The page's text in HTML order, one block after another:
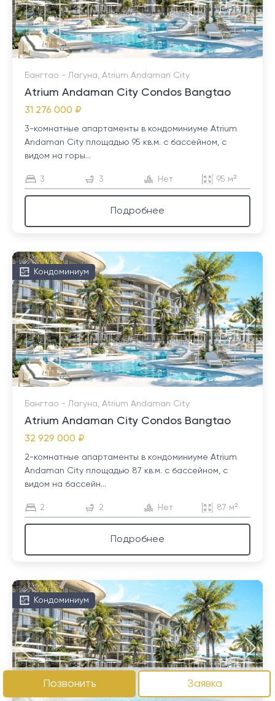
Бангтао - Лагуна, Atrium Andaman City
Atrium Andaman City Condos Bangtao
31 276 000 ₽
3-комнатные апартаменты в кондоминиуме Atrium
Andaman City площадью 95 кв.м. с бассейном, с
видом на горы...
3 3 Нет 95 м²
Подробнее
Кондоминиум
Бангтао - Лагуна, Atrium Andaman City
Atrium Andaman City Condos Bangtao
32 929 000 ₽
2-комнатные апартаменты в кондоминиуме Atrium
Andaman City площадью 87 кв.м. с бассейном, с
видом на бассейн...
2 2 Нет 87 м²
Подробнее
Кондоминиум
Позвонить Заявка